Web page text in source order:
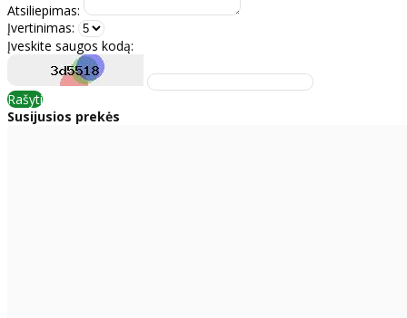
Atsiliepimas:
Įvertinimas:
Įveskite saugos kodą:
Rašyti
Susijusios prekės